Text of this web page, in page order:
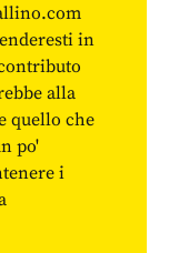
in
alla
quello che
po'
i